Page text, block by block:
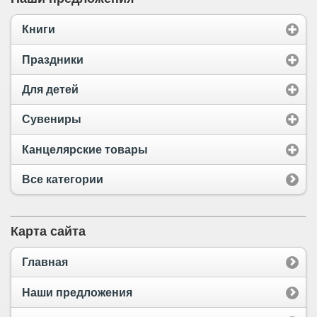
Книги
Праздники
Для детей
Сувениры
Канцелярские товары
Все категории
Карта сайта
Главная
Наши предложения